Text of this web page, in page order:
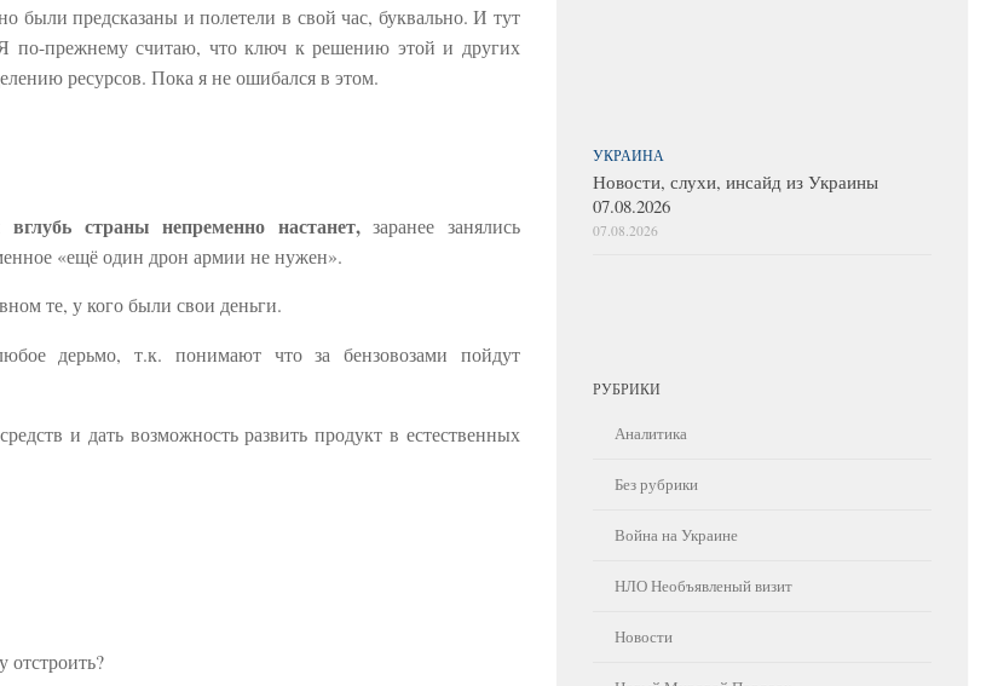
были предсказаны и полетели в свой час, буквально. И тут
прежнему считаю, что ключ к решению этой и других
ресурсов. Пока я не ошибался в этом.
страны непременно настанет,заранее занялись
«ещё один дрон армии не нужен».
те, у кого были свои деньги.
дерьмо, т.к. понимают что за бензовозами пойдут
и дать возможность развить продукт в естественных
УКРАИНА
Новости, слухи, инсайд из Украины
07.08.2026
07.08.2026
РУБРИКИ
Аналитика
Без рубрики
Война на Украине
НЛО Необъявленый визит
Новости